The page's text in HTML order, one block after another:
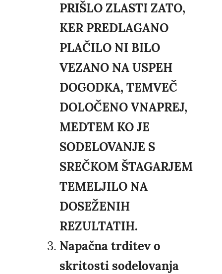
PRIŠLO ZLASTI ZATO,
KER PREDLAGANO
PLAČILO NI BILO
VEZANO NA USPEH
DOGODKA, TEMVEČ
DOLOČENO VNAPREJ,
MEDTEM KO JE
SODELOVANJE S
SREČKOM ŠTAGARJEM
TEMELJILO NA
DOSEŽENIH
REZULTATIH.
Napačna trditev o
skritosti sodelovanja